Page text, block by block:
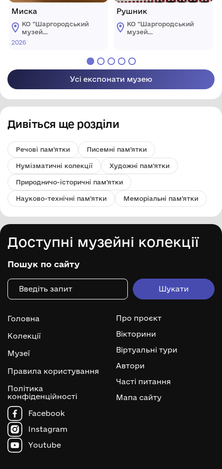
Миска
КО "Шаргородський
музей
образотворчого
2026
Рушник
КО "Шаргородський
музей
міської ради
Усі експонати музею
Дивіться ще розділи
Речові пам'ятки Писемні пам'ятки
Нумізматичні колекції Художні пам'ятки
Природничо-історичні пам'ятки
Науково-технічні пам'ятки Меморіальні пам'ятки
Доступні музейні колекції
Пошук по сайту
Головна
Колекції
Музеї
Правила користування
Політика
конфіденційності
Про проєкт
Вікторини
Віртуальні тури
Автори
Часті питання
Мапа сайту
Facebook
Instagram
Youtube